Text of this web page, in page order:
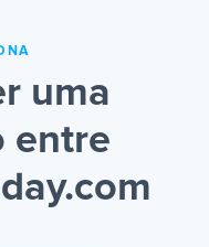
uma
entre